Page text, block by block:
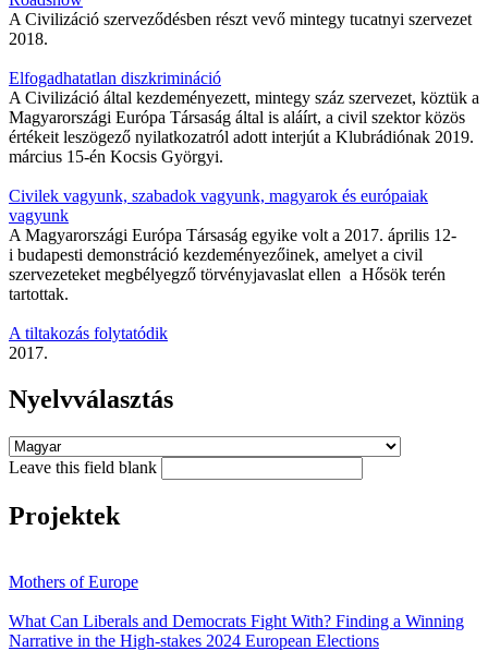
A Civilizáció szerveződésben részt vevő mintegy tucatnyi szervezet
2018.
Elfogadhatatlan diszkrimináció
A Civilizáció által kezdeményezett, mintegy száz szervezet, köztük a
Magyarországi Európa Társaság által is aláírt, a civil szektor közös
értékeit leszögező nyilatkozatról adott interjút a Klubrádiónak 2019.
március 15-én Kocsis Györgyi.
Civilek vagyunk, szabadok vagyunk, magyarok és európaiak
vagyunk
A Magyarországi Európa Társaság egyike volt a 2017. április 12-
i budapesti demonstráció kezdeményezőinek, amelyet a civil
szervezeteket megbélyegző törvényjavaslat ellen a Hősök terén
tartottak.
A tiltakozás folytatódik
2017.
Nyelvválasztás
Leave this field blank
Projektek
Mothers of Europe
What Can Liberals and Democrats Fight With? Finding a Winning
Narrative in the High-stakes 2024 European Elections